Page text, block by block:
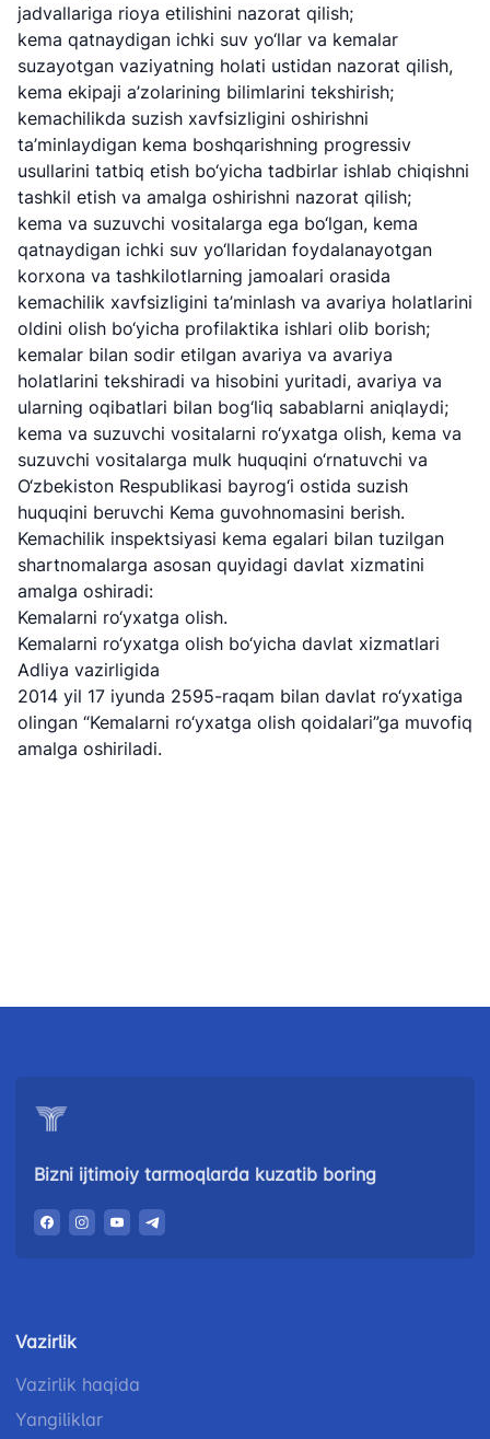
jadvallariga rioya etilishini nazorat qilish;
kema qatnaydigan ichki suv yo‘llar va kemalar
suzayotgan vaziyatning holati ustidan nazorat qilish,
kema ekipaji a’zolarining bilimlarini tekshirish;
kemachilikda suzish xavfsizligini oshirishni
ta’minlaydigan kema boshqarishning progressiv
usullarini tatbiq etish bo‘yicha tadbirlar ishlab chiqishni
tashkil etish va amalga oshirishni nazorat qilish;
kema va suzuvchi vositalarga ega bo‘lgan, kema
qatnaydigan ichki suv yo‘llaridan foydalanayotgan
korxona va tashkilotlarning jamoalari orasida
kemachilik xavfsizligini ta’minlash va avariya holatlarini
oldini olish bo‘yicha profilaktika ishlari olib borish;
kemalar bilan sodir etilgan avariya va avariya
holatlarini tekshiradi va hisobini yuritadi, avariya va
ularning oqibatlari bilan bog‘liq sabablarni aniqlaydi;
kema va suzuvchi vositalarni ro‘yxatga olish, kema va
suzuvchi vositalarga mulk huquqini o‘rnatuvchi va
O‘zbekiston Respublikasi bayrog‘i ostida suzish
huquqini beruvchi Kema guvohnomasini berish.
Kemachilik inspektsiyasi kema egalari bilan tuzilgan
shartnomalarga asosan quyidagi davlat xizmatini
amalga oshiradi:
Kemalarni ro‘yxatga olish.
Kemalarni ro‘yxatga olish bo‘yicha davlat xizmatlari
Adliya vazirligida
2014 yil 17 iyunda 2595-raqam bilan davlat ro‘yxatiga
olingan “Kemalarni ro‘yxatga olish qoidalari”ga muvofiq
amalga oshiriladi.
Bizni ijtimoiy tarmoqlarda kuzatib boring
Vazirlik
Vazirlik haqida
Yangiliklar